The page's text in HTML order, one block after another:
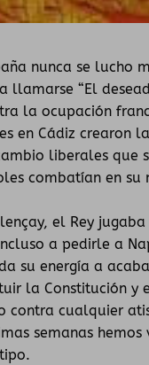
nunca se lucho
llamarse “El
la ocupación
en Cádiz crearon
liberales que
combatían en
el Rey
a pedirle a
su energía a
la Constitución y
contra cualquier
semanas